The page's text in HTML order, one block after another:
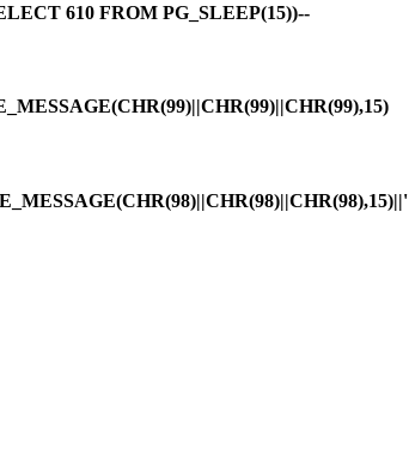
610 FROM PG_SLEEP(15))--